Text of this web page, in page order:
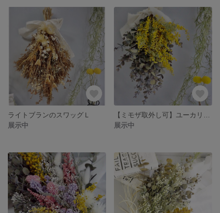
ライトブランのスワッグＬ
展示中
展示中